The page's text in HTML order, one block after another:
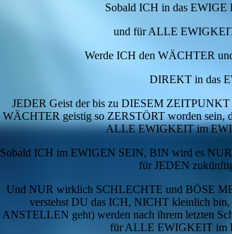
Sobald ICH in das
und für ALLE
Werde ICH den WÄCHTER
DIREKT in das
JEDER Geist der bis zu DIESEM
WÄCHTER geistig so ZERSTÖRT worden sein,
ALLE EWIGKEIT im
Sobald ICH im EWIGEN SEIN, BIN wird es
für JEDEN
Und NUR wirklich SCHLECHTE und BÖSE
verstehst DU das ICH, NICHT kleinlich bin,
ANSTELLEN geht) werden nach ihrem letzten
für ALLE EWIGKEIT im